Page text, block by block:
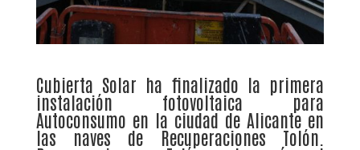
Cubierta Solar ha finalizado la primera
instalación fotovoltaica para
Autoconsumo en la ciudad de Alicante en
las naves de Recuperaciones Tolón.